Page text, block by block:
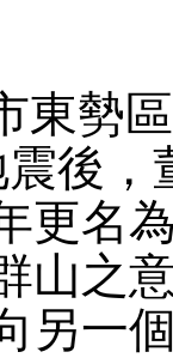
東勢
後
更名
山之
另一